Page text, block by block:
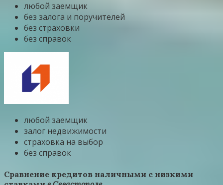
любой заемщик
без залога и поручителей
без страховки
без справок
любой заемщик
залог недвижимости
страховка на выбор
без справок
Сравнение кредитов наличными c низкими